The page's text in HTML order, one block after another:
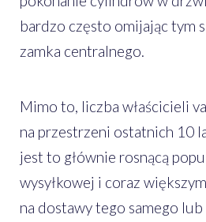
bardzo często omijając tym
zamka centralnego.
Mimo to, liczba właścicieli
na przestrzeni ostatnich 10
jest to głównie rosnącą
wysyłkowej i coraz
na dostawy tego samego